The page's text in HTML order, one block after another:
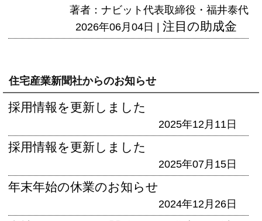
著者：ナビット代表取締役・福井泰代
2026年06月04日 | 注目の助成金
住宅産業新聞社からのお知らせ
採用情報を更新しました
2025年12月11日
採用情報を更新しました
2025年07月15日
年末年始の休業のお知らせ
2024年12月26日